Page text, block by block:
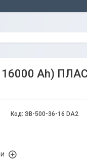
16000 Ah)
Код: ЭВ-500-36-16 DA2